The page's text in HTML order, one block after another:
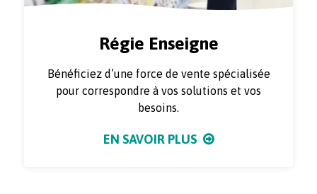
Régie Enseigne
Bénéficiez d’une force de vente spécialisée
pour correspondre à vos solutions et vos
besoins.
EN SAVOIR PLUS